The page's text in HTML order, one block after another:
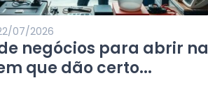
07/2026
negócios para abrir na
que dão certo...